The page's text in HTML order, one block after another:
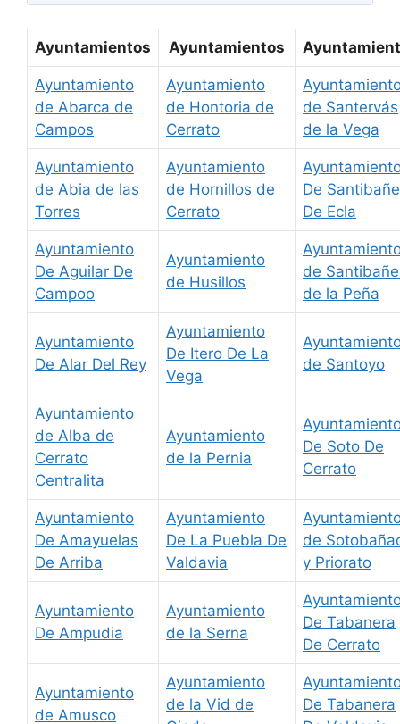
Ayuntamientos Ayuntamientos
Ayuntamiento
de Abarca de
Campos
Ayuntamiento
de Hontoria de
Cerrato
de Santervás
de la Vega
Ayuntamiento
de Abia de las
Torres
Ayuntamiento
de Hornillos de
Cerrato
De
De Ecla
Ayuntamiento
De Aguilar De
Campoo
Ayuntamiento
de Husillos
de
de la Peña
Ayuntamiento
De Alar Del Rey
Ayuntamiento
De Itero De La
Vega
de Santoyo
Ayuntamiento
de Alba de
Cerrato
Centralita
Ayuntamiento
de la Pernia
De Soto De
Cerrato
Ayuntamiento
De Amayuelas
De Arriba
Ayuntamiento
De La Puebla De
Valdavia
de
y Priorato
Ayuntamiento
De Ampudia
Ayuntamiento
de la Serna
De Tabanera
De Cerrato
Ayuntamiento
de Amusco
Ayuntamiento
de la Vid de
De Tabanera